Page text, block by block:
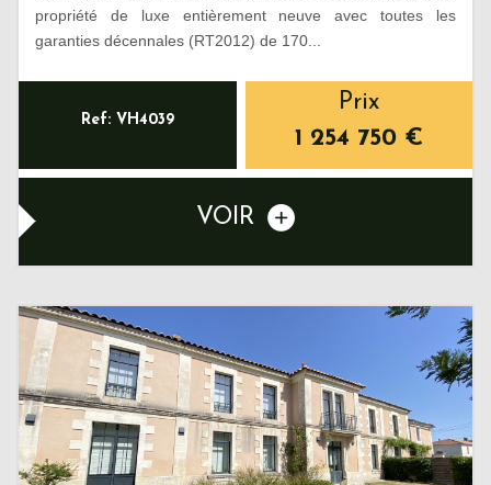
propriété de luxe entièrement neuve avec toutes les
garanties décennales (RT2012) de 170...
Ref: VH4039
Prix
1 254 750 €
VOIR